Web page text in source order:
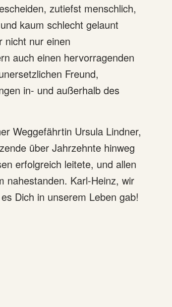
zutiefst menschlich,
kaum schlecht gelaunt
nicht nur einen
auch einen hervorragenden
Freund,
in- und außerhalb des
Weggefährtin Ursula Lindner,
über Jahrzehnte hinweg
erfolgreich leitete, und allen
nahestanden. Karl-Heinz, wir
Dich in unserem Leben gab!